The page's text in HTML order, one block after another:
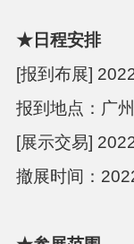
★日程安排
[报到布展]
报到地点：广
[展示交易]
撤展时间：